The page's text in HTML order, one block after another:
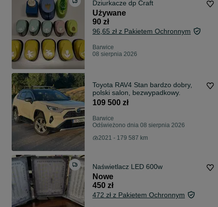
Dziurkacze dp Craft
Używane
90 zł
96,65 zł z Pakietem Ochronnym
Barwice
08 sierpnia 2026
Toyota RAV4 Stan bardzo dobry,
polski salon, bezwypadkowy.
109 500 zł
Barwice
Odświeżono dnia 08 sierpnia 2026
2021 - 179 587 km
Naświetlacz LED 600w
Nowe
450 zł
472 zł z Pakietem Ochronnym